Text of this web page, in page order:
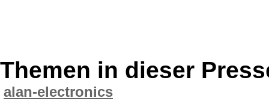
Themen in dieser
alan-electronics